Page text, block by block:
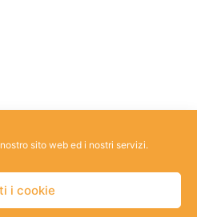
sito web ed i nostri servizi.
i cookie